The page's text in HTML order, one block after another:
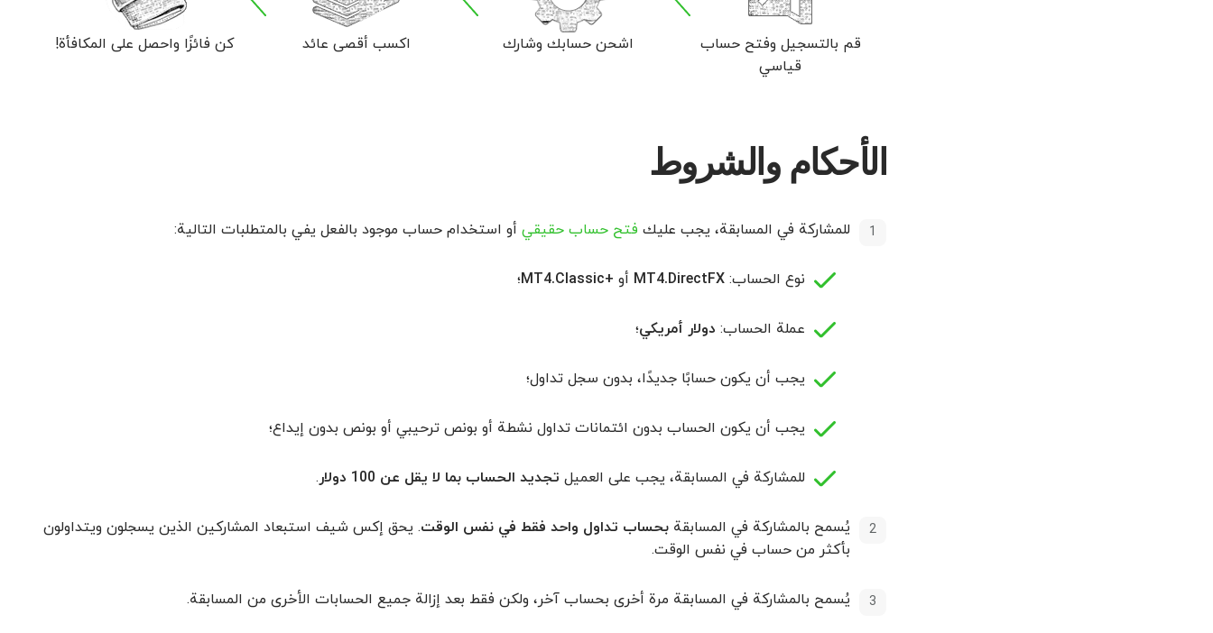
قم بالتسجيل وفتح حساب
قياسي
اشحن حسابك وشارك اكسب أقصى عائد كن فائزًا واحصل على المكافأة!
الأحكام والشروط
للمشاركة في المسابقة، يجب عليك فتح حساب حقيقي أو استخدام حساب موجود بالفعل يفي بالمتطلبات التالية:
نوع الحساب: MT4.DirectFX أو +MT4.Classic ؛
عملة الحساب: دولار أمريكي؛
يجب أن يكون حسابًا جديدًا، بدون سجل تداول؛
يجب أن يكون الحساب بدون ائتمانات تداول نشطة أو بونص ترحيبي أو بونص بدون إيداع؛
للمشاركة في المسابقة، يجب على العميل تجديد الحساب بما لا يقل عن 100 دولار .
يُسمح بالمشاركة في المسابقة بحساب تداول واحد فقط في نفس الوقت. يحق إكس شيف استبعاد المشاركين الذين يسجلون ويتداولون
بأكثر من حساب في نفس الوقت.
يُسمح بالمشاركة في المسابقة مرة أخرى بحساب آخر، ولكن فقط بعد إزالة جميع الحسابات الأخرى من المسابقة.